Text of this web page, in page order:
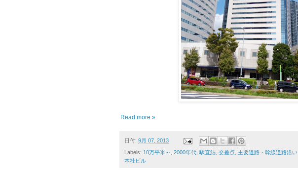
Read more »
日付: 9月 07, 2013
Labels: 10万平米～ 2000年代 駅直結 交差点 主要道路・幹線道路沿い
本社ビル